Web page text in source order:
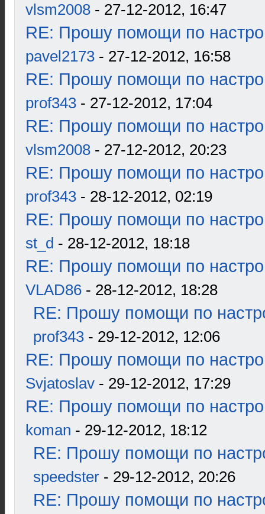
vlsm2008 - 27-12-2012, 16:47
RE: Прошу помощи по
pavel2173 - 27-12-2012, 16:58
RE: Прошу помощи по
prof343 - 27-12-2012, 17:04
RE: Прошу помощи по
vlsm2008 - 27-12-2012, 20:23
RE: Прошу помощи по
prof343 - 28-12-2012, 02:19
RE: Прошу помощи по
st_d - 28-12-2012, 18:18
RE: Прошу помощи по
VLAD86 - 28-12-2012, 18:28
RE: Прошу помощи по
prof343 - 29-12-2012, 12:06
RE: Прошу помощи по
Svjatoslav - 29-12-2012, 17:29
RE: Прошу помощи по
koman - 29-12-2012, 18:12
RE: Прошу помощи по
speedster - 29-12-2012, 20:26
RE: Прошу помощи по